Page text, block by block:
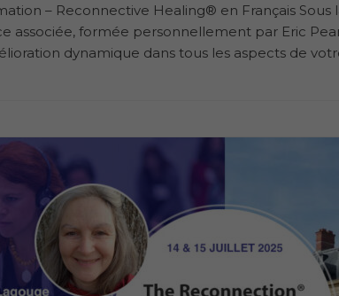
– Reconnective Healing® en Français
associée, formée personnellement par Eric
dynamique dans tous les aspects de